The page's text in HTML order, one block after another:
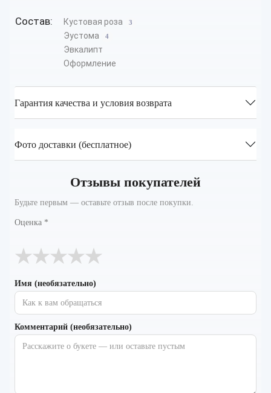
Состав: Кустовая роза 3
Эустома 4
Эвкалипт
Оформление
Гарантия качества и условия возврата
Фото доставки (бесплатное)
Отзывы покупателей
Будьте первым — оставьте отзыв после покупки.
Оценка *
★
★
★
★
★
Имя (необязательно)
Комментарий (необязательно)